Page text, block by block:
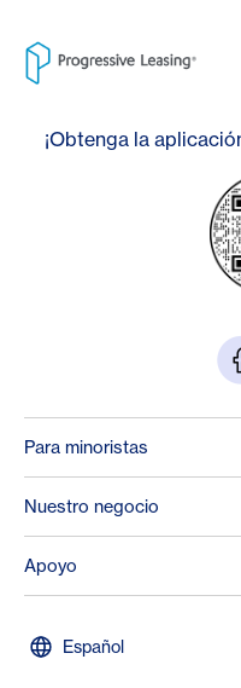
¡Obtenga la
Para minoristas
Nuestro negocio
Apoyo
Español